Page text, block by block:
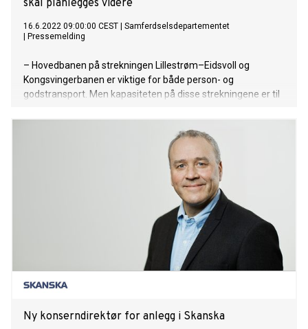
skal planlegges videre
16.6.2022 09:00:00 CEST
Samferdselsdepartementet
Pressemelding
– Hovedbanen på strekningen Lillestrøm–Eidsvoll og
Kongsvingerbanen er viktige for både person- og
godstransport. Men kapasiteten på disse strekningene er til
etterspørselen, må kapasiteten økes. Vi har nå besluttet
hvilke utviklingskonsepter som fagetatene skal planlegge
videre ut fra. Etter at vi har mottatt det faglige
beslutningsgrunnlaget, vil regjeringen vurdere om dette er
prosjekter som bør prioriteres foran andre i neste Nasjonal
transportplan, sier samferdselsminister Jon-Ivar Nygård.
Ny konserndirektør for anlegg i Skanska